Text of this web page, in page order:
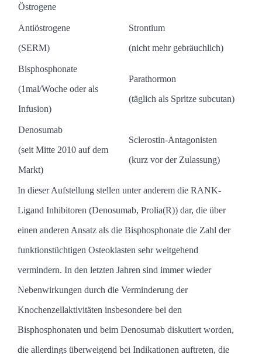
Östrogene
Antiöstrogene
(SERM)
Strontium
(nicht mehr gebräuchlich)
Bisphosphonate
(1mal/Woche oder als
Infusion)
Parathormon
(täglich als Spritze subcutan)
Denosumab
(seit Mitte 2010 auf dem
Markt)
Sclerostin-Antagonisten
(kurz vor der Zulassung)
In dieser Aufstellung stellen unter anderem die RANK-
Ligand Inhibitoren (Denosumab, Prolia(R)) dar, die über
einen anderen Ansatz als die Bisphosphonate die Zahl der
funktionstüchtigen Osteoklasten sehr weitgehend
vermindern. In den letzten Jahren sind immer wieder
Nebenwirkungen durch die Verminderung der
Knochenzellaktivitäten insbesondere bei den
Bisphosphonaten und beim Denosumab diskutiert worden,
die allerdings überweigend bei Indikationen auftreten, die